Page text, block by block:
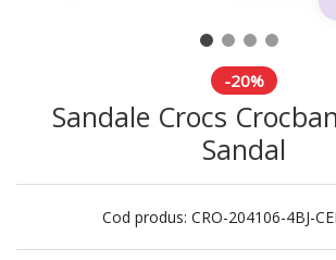
-20%
Sandale Crocs
Sandal
Cod produs: CRO-204106-4BJ-